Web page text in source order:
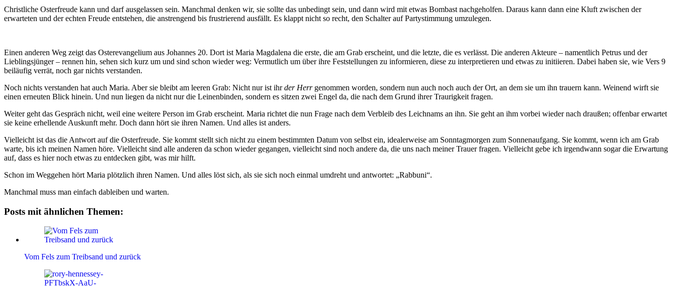
Christliche Osterfreude kann und darf ausgelassen sein. Manchmal denken wir, sie sollte das unbedingt sein, und dann wird mit etwas Bombast nachgeholfen. Daraus kann dann eine Kluft zwischen der
erwarteten und der echten Freude entstehen, die anstrengend bis frustrierend ausfällt. Es klappt nicht so recht, den Schalter auf Partystimmung umzulegen.
Einen anderen Weg zeigt das Osterevangelium aus Johannes 20. Dort ist Maria Magdalena die erste, die am Grab erscheint, und die letzte, die es verlässt. Die anderen Akteure – namentlich Petrus und der
Lieblingsjünger – rennen hin, sehen sich kurz um und sind schon wieder weg: Vermutlich um über ihre Feststellungen zu informieren, diese zu interpretieren und etwas zu initiieren. Dabei haben sie, wie Vers 9
beiläufig verrät, noch gar nichts verstanden.
Noch nichts verstanden hat auch Maria. Aber sie bleibt am leeren Grab: Nicht nur ist ihrder Herrgenommen worden, sondern nun auch noch auch der Ort, an dem sie um ihn trauern kann. Weinend wirft sie
einen erneuten Blick hinein. Und nun liegen da nicht nur die Leinenbinden, sondern es sitzen zwei Engel da, die nach dem Grund ihrer Traurigkeit fragen.
Weiter geht das Gespräch nicht, weil eine weitere Person im Grab erscheint. Maria richtet die nun Frage nach dem Verbleib des Leichnams an ihn. Sie geht an ihm vorbei wieder nach draußen; offenbar erwartet
sie keine erhellende Auskunft mehr. Doch dann hört sie ihren Namen. Und alles ist anders.
Vielleicht ist das die Antwort auf die Osterfreude. Sie kommt stellt sich nicht zu einem bestimmten Datum von selbst ein, idealerweise am Sonntagmorgen zum Sonnenaufgang. Sie kommt, wenn ich am Grab
warte, bis ich meinen Namen höre. Vielleicht sind alle anderen da schon wieder gegangen, vielleicht sind noch andere da, die uns nach meiner Trauer fragen. Vielleicht gebe ich irgendwann sogar die Erwartung
auf, dass es hier noch etwas zu entdecken gibt, was mir hilft.
Schon im Weggehen hört Maria plötzlich ihren Namen. Und alles löst sich, als sie sich noch einmal umdreht und antwortet: „Rabbuni“.
Manchmal muss man einfach dableiben und warten.
Posts mit ähnlichen Themen:
Vom Fels zum Treibsand und zurück